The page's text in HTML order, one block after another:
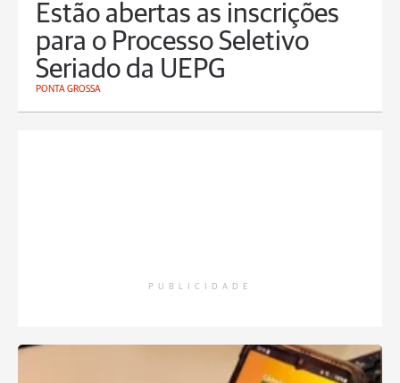
Estão abertas as inscrições
para o Processo Seletivo
Seriado da UEPG
PONTA GROSSA
PUBLICIDADE